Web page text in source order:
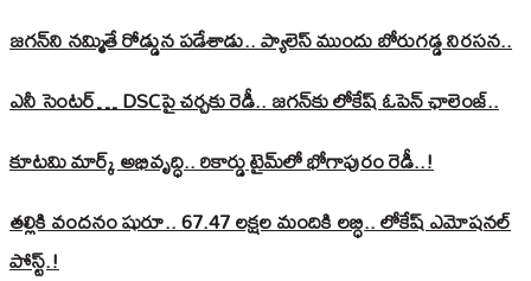
జగన్‌ని నమ్మితే రోడ్డున పడేశాడు.. ప్యాలెస్‌ ముందు బోరుగడ్డ నిరసన..
ఎనీ సెంటర్‌… DSCపై చర్చకు రెడీ.. జగన్‌కు లోకేష్‌ ఓపెన్ ఛాలెంజ్..
కూటమి మార్క్ అభివృద్ధి.. రికార్డు టైమ్‌లో భోగాపురం రెడీ..!
తల్లికి వందనం షురూ.. 67.47 లక్షల మందికి లబ్ధి.. లోకేష్‌ ఎమోషనల్
పోస్ట్‌.!